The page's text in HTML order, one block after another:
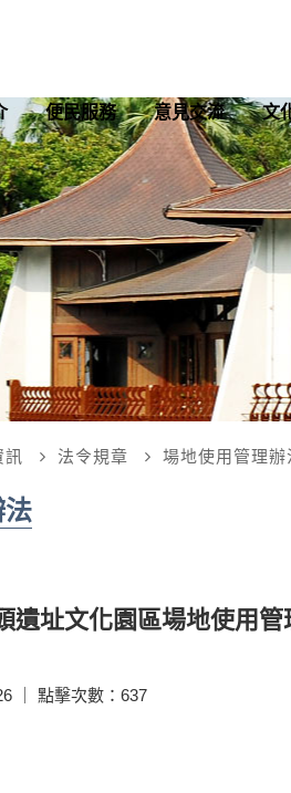
便民服務 意見交流 文
法令規章 場地使用管理辦
遺址文化園區場地使用管
｜ 點擊次數：637